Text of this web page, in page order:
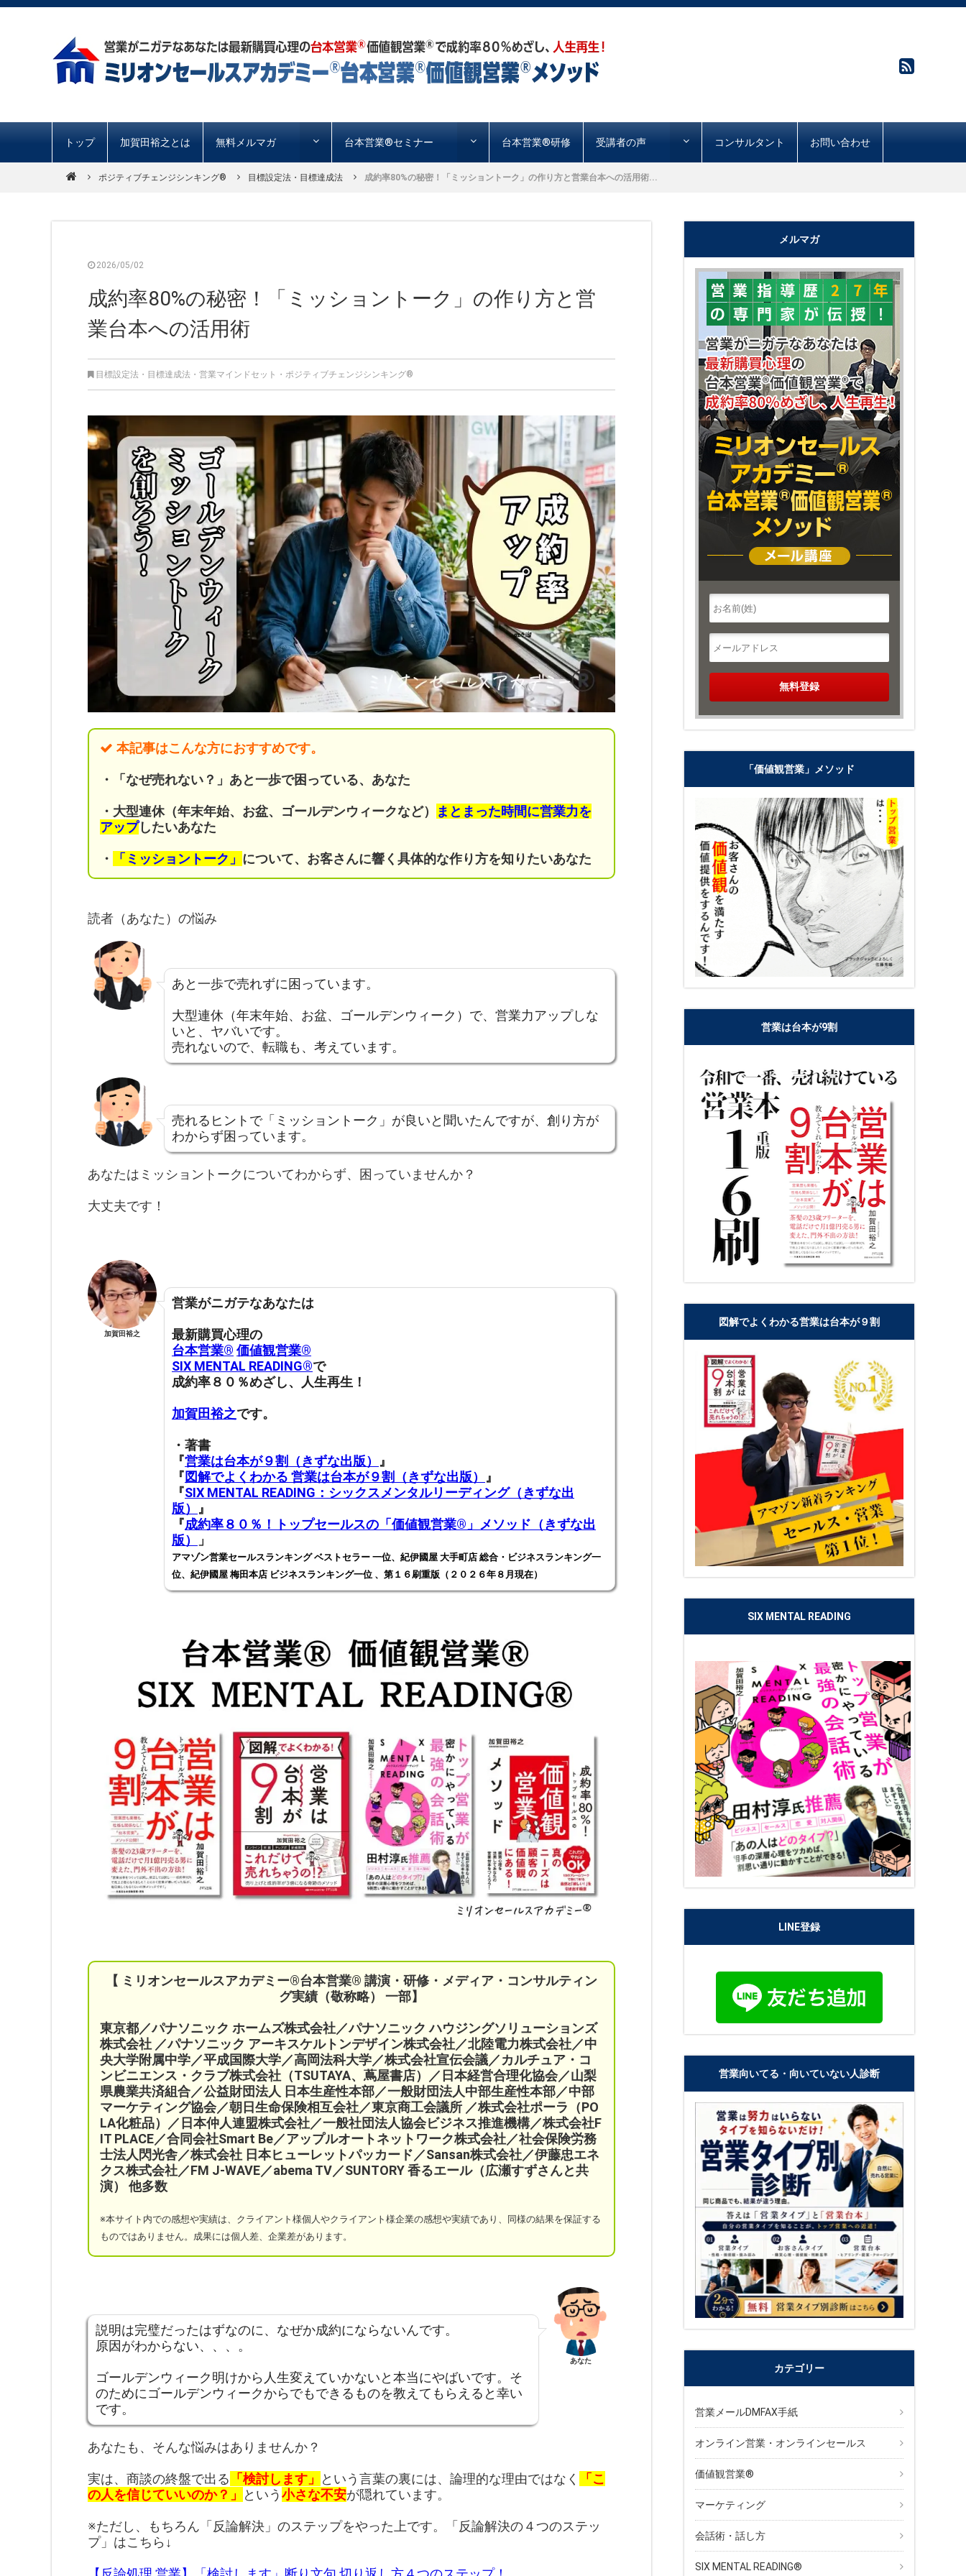
トップ 加賀田裕之とは 無料メルマガ 台本営業®︎セミナー 台本営業®︎研修 受講者の声 コンサルタント お問い合わせ
ポジティブチェンジシンキング®️ 目標設定法・目標達成法 成約率80%の秘密！「ミッショントーク」の作り方と営業台本への活用術...
2026/05/02
成約率80%の秘密！「ミッショントーク」の作り方と営
業台本への活用術
目標設定法・目標達成法 ・ 営業マインドセット ・ ポジティブチェンジシンキング®️
本記事はこんな方におすすめです。
・「なぜ売れない？」あと一歩で困っている、あなた
・大型連休（年末年始、お盆、ゴールデンウィークなど）
まとまった時間に営業力を
アップしたいあなた
・ 「ミッショントーク」 について、お客さんに響く具体的な作り方を知りたいあなた
読者（あなた）の悩み
あと一歩で売れずに困っています。
大型連休（年末年始、お盆、ゴールデンウィーク）で、営業力アップしな
いと、ヤバいです。
売れないので、転職も、考えています。
売れるヒントで「ミッショントーク」が良いと聞いたんですが、創り方が
わからず困っています。
あなたはミッショントークについてわからず、困っていませんか？
大丈夫です！
加賀田裕之
営業がニガテなあなたは
最新購買心理の
台本営業®︎ 価値観営業®︎
SIX MENTAL READING®︎で
成約率８０％めざし、人生再生！
加賀田裕之です。
・著書
『営業は台本が９割（きずな出版）
』
『図解でよくわかる 営業は台本が９割（きずな出版）
』
『SIX MENTAL READING：シックスメンタルリーディング（きずな出
版）
』
『成約率８０％！トップセールスの「価値観営業®️」メソッド（きずな出
版）
」
アマゾン営業セールスランキング ベストセラー 一位、紀伊國屋 大手町店 総合・ビジネスランキング一
位、紀伊國屋 梅田本店 ビジネスランキング一位 、第１６刷重版（２０２６年８月現在）
【 ミリオンセールスアカデミー®︎台本営業®︎ 講演・研修・メディア・コンサルティン
グ実績（敬称略） 一部】
東京都／パナソニック ホームズ株式会社／パナソニック ハウジングソリューションズ
株式会社 ／パナソニック アーキスケルトンデザイン株式会社／北陸電力株式会社／中
央大学附属中学／平成国際大学／高岡法科大学／株式会社宣伝会議／カルチュア・コ
ンビニエンス・クラブ株式会社（TSUTAYA、蔦屋書店）／ 日本経営合理化協会／山梨
県農業共済組合／公益財団法人 日本生産性本部／一般財団法人中部生産性本部／中部
マーケティング協会／朝日生命保険相互会社／東京商工会議所 ／株式会社ポーラ（PO
LA化粧品） ／日本仲人連盟株式会社／一般社団法人協会ビジネス推進機構／株式会社F
IT PLACE／合同会社Smart Be／アップルオートネットワーク株式会社／社会保険労務
士法人閃光舎／株式会社 日本ヒューレットパッカード／Sansan株式会社／伊藤忠エネ
クス株式会社／FM J-WAVE／abema TV／SUNTORY 香るエール（広瀬すずさんと共
演） 他多数
※本サイト 内での感想や実績は、クライアント様個人やクライアント様企業の感想や実績であり、同様の結果を保証する
ものではありません。成果には個人差、企業差があります。
説明は完璧だったはずなのに、なぜか成約にならないんです。
原因がわからない、、、。
ゴールデンウィーク明けから人生変えていかないと本当にやばいです。そ
のためにゴールデンウィークからでもできるものを教えてもらえると幸い
です。
あなた
あなたも、そんな悩みはありませんか？
実は、商談の終盤で出る 「検討します」 という言葉の裏には、論理的な理由ではなく
「こ
の人を信じていいのか？」
という小さな不安が隠れています。
※ただし、もちろん「反論解決」のステップをやった上です。「反論解決の４つのステッ
プ」はこちら↓
メルマガ
「価値観営業」メソッド
営業は台本が9割
図解でよくわかる営業は台本が９割
SIX MENTAL READING
LINE登録
営業向いてる・向いていない人診断
カテゴリー
営業メールDMFAX手紙
オンライン営業・オンラインセールス
価値観営業®︎
マーケティング
会話術・話し方
SIX MENTAL READING®︎